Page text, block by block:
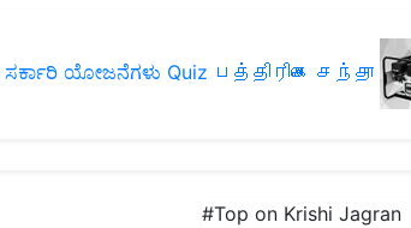
ಸರ್ಕಾರಿ ಯೋಜನೆಗಳು Quiz பத்திரிகை சந்தா
#Top on Krishi Jagran